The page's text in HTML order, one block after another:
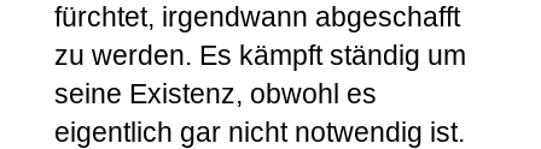
fürchtet, irgendwann abgeschafft
zu werden. Es kämpft ständig um
seine Existenz, obwohl es
eigentlich gar nicht notwendig ist.